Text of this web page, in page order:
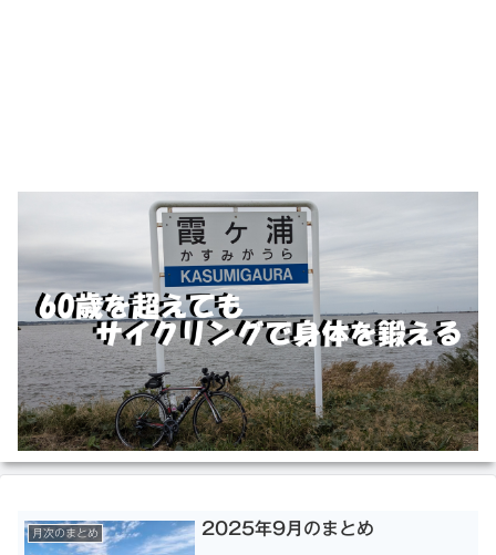
月次のまとめ 2025年9月のまとめ